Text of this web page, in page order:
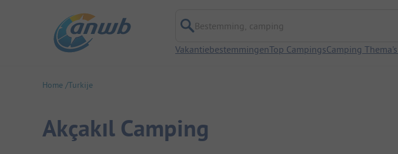
Bestemming, camping
VakantiebestemmingenTop CampingsCamping Thema's
Home Turkije
Akçakıl Camping